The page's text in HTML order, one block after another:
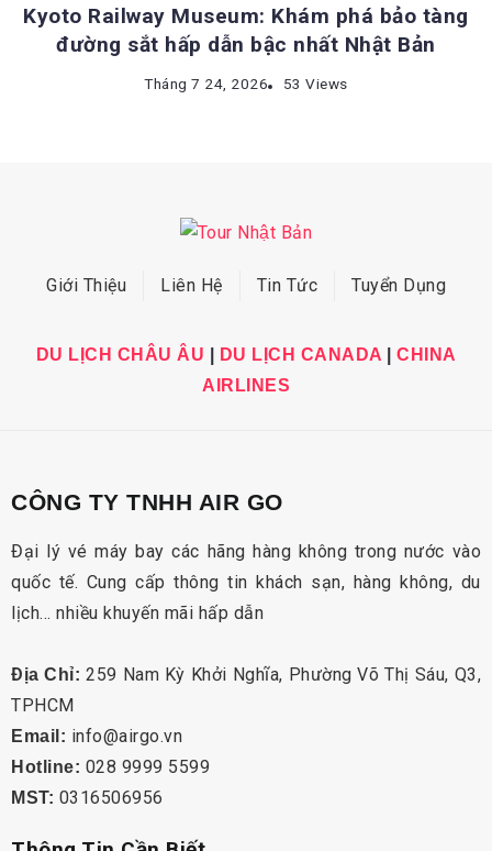
Kyoto Railway Museum: Khám phá bảo tàng
đường sắt hấp dẫn bậc nhất Nhật Bản
Tháng 7 24, 2026 53 Views
Giới Thiệu Liên Hệ Tin Tức Tuyển Dụng
DU LỊCH CHÂU ÂU DU LỊCH CANADA
CHINA
AIRLINES
CÔNG TY TNHH AIR GO
Đại lý vé máy bay các hãng hàng không trong nước vào
quốc tế. Cung cấp thông tin khách sạn, hàng không, du
lịch… nhiều khuyến mãi hấp dẫn
Địa Chỉ: 259 Nam Kỳ Khởi Nghĩa, Phường Võ Thị Sáu, Q3,
TPHCM
Email: info@airgo.vn
Hotline: 028 9999 5599
MST: 0316506956